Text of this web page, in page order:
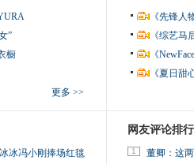
”
橱
更多 >>
《先锋
《综艺
《
《夏日
冰冯小刚捧场红毯
网友评论排行
1 董卿：这